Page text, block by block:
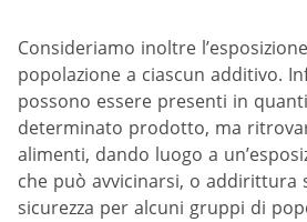
Consideriamo inoltre
popolazione a ciascun additivo.
possono essere presenti in
determinato prodotto, ma
alimenti, dando luogo a
che può avvicinarsi, o addirittura
sicurezza per alcuni gruppi di